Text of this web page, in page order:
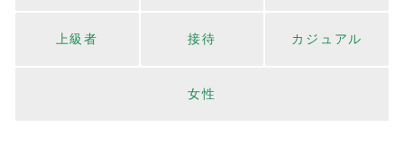
上級者 接待 カジュアル
女性